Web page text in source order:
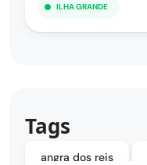
ILHA GRANDE
Tags
angra dos reis